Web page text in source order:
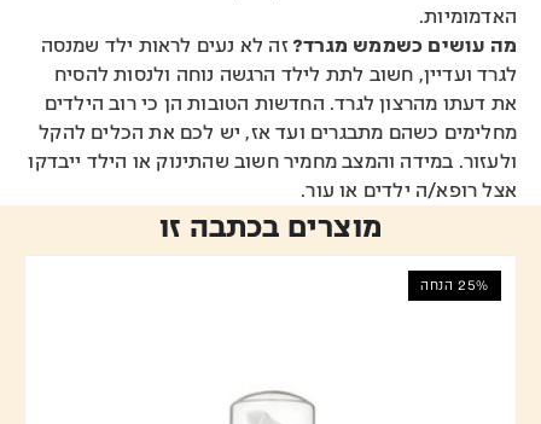
האדמומיות.
מה עושים כשממש מגרד?זה לא נעים לראות ילד שמנסה
לגרד ועדיין, חשוב לתת לילד הרגשה נוחה ולנסות להסיח
את דעתו מהרצון לגרד. החדשות הטובות הן כי רוב הילדים
מחלימים כשהם מתבגרים ועד אז, יש לכם את הכלים להקל
ולעזור. במידה והמצב מחמיר חשוב שהתינוק או הילד ייבדקו
אצל רופא/ה ילדים או עור.
מוצרים בכתבה זו
25% הנחה